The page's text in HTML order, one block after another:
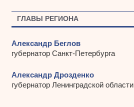
ГЛАВЫ РЕГИОНА
Александр Беглов
губернатор Санкт-Петербурга
Александр Дрозденко
губернатор Ленинградской области
ы